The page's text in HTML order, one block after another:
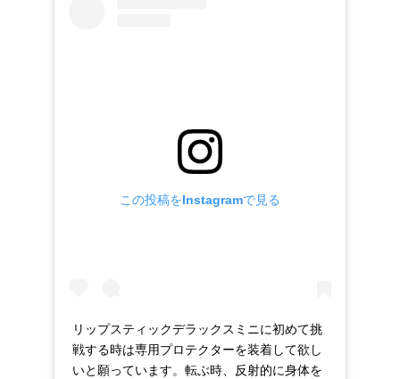
この投稿をInstagramで見る
リップスティックデラックスミニに初めて挑
戦する時は専用プロテクターを装着して欲し
いと願っています。転ぶ時、反射的に身体を